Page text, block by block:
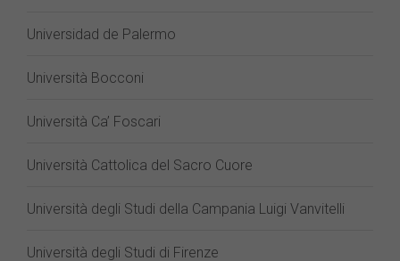
Universidad de Palermo
Università Bocconi
Università Ca’ Foscari
Università Cattolica del Sacro Cuore
Università degli Studi della Campania Luigi Vanvitelli
Università degli Studi di Firenze